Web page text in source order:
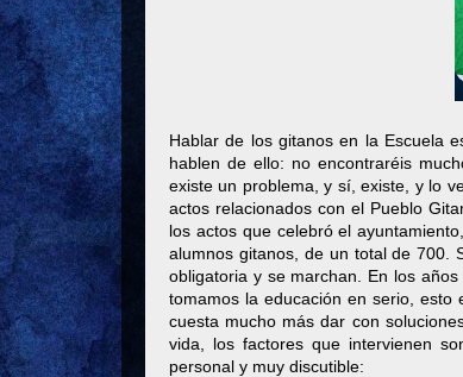
Hablar de los gitanos en la Escuela
hablen de ello: no encontraréis
existe un problema, y sí, existe, y lo
actos relacionados con el Pueblo
los actos que celebró el
alumnos gitanos, de un total de 700.
obligatoria y se marchan. En los
tomamos la educación en serio,
cuesta mucho más dar con
vida, los factores que intervienen
personal y muy discutible: